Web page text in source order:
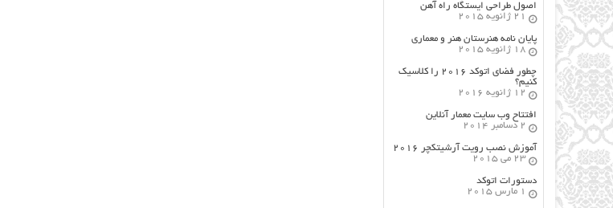
اصول طراحي ایستگاه راه آهن
21 ژانویه 2015
پایان نامه هنرستان هنر و معماري
18 ژانویه 2015
چطور فضای اتوکد ۲۰۱۶ را کلاسیک
کنیم؟
12 ژانویه 2016
افتتاح وب سایت معمار آنلاین
2 دسامبر 2014
آموزش نصب رویت آرشیتکچر ۲۰۱۶
23 می 2015
دستورات اتوکد
1 مارس 2015